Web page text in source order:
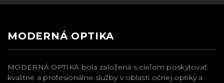
MODERNÁ OPTIKA
MODERNÁ OPTIKA bola založená s cieľom poskytovať
kvalitné a profesionálne služby v oblasti očnej optiky a